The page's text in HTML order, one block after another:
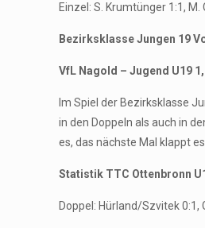
Einzel: S. Krumtünger 1:1, M.
Bezirksklasse Jungen 19
VfL Nagold – Jugend U19
Im Spiel der Bezirksklasse
in den Doppeln als auch in
es, das nächste Mal klappt
Statistik TTC Ottenbronn
Doppel: Hürland/Szvitek 0:1,